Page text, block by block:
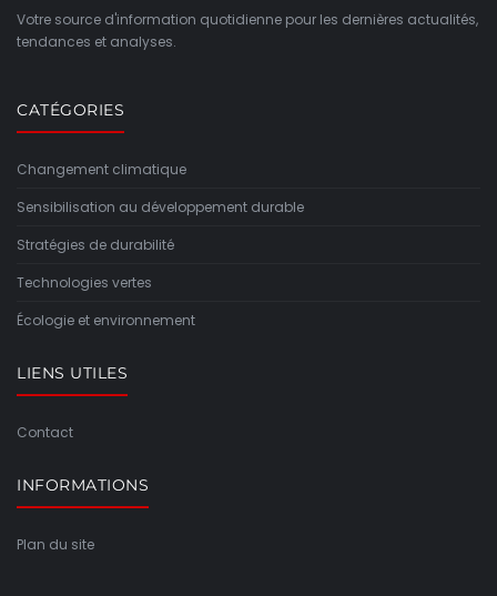
Votre source d'information quotidienne pour les dernières actualités,
tendances et analyses.
CATÉGORIES
Changement climatique
Sensibilisation au développement durable
Stratégies de durabilité
Technologies vertes
Écologie et environnement
LIENS UTILES
Contact
INFORMATIONS
Plan du site